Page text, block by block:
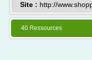
Site : http://
40 Ressources